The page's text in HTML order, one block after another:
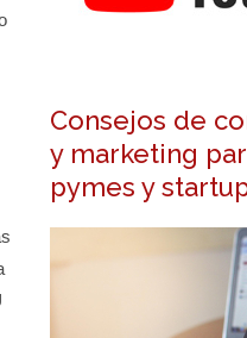
Consejos de
y marketing
pymes y